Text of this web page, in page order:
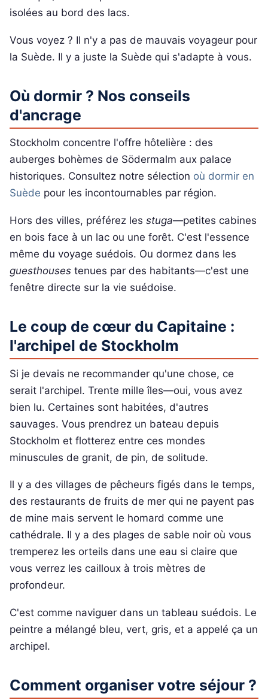
isolées au bord des lacs.
Vous voyez ? Il n'y a pas de mauvais voyageur pour
la Suède. Il y a juste la Suède qui s'adapte à vous.
Où dormir ? Nos conseils
d'ancrage
Stockholm concentre l'offre hôtelière : des
auberges bohèmes de Södermalm aux palace
historiques. Consultez notre sélection où dormir en
Suède pour les incontournables par région.
Hors des villes, préférez les stuga—petites cabines
en bois face à un lac ou une forêt. C'est l'essence
même du voyage suédois. Ou dormez dans les
guesthouses tenues par des habitants—c'est une
fenêtre directe sur la vie suédoise.
Le coup de cœur du Capitaine :
l'archipel de Stockholm
Si je devais ne recommander qu'une chose, ce
serait l'archipel. Trente mille îles—oui, vous avez
bien lu. Certaines sont habitées, d'autres
sauvages. Vous prendrez un bateau depuis
Stockholm et flotterez entre ces mondes
minuscules de granit, de pin, de solitude.
Il y a des villages de pêcheurs figés dans le temps,
des restaurants de fruits de mer qui ne payent pas
de mine mais servent le homard comme une
cathédrale. Il y a des plages de sable noir où vous
tremperez les orteils dans une eau si claire que
vous verrez les cailloux à trois mètres de
profondeur.
C'est comme naviguer dans un tableau suédois. Le
peintre a mélangé bleu, vert, gris, et a appelé ça un
archipel.
Comment organiser votre séjour ?